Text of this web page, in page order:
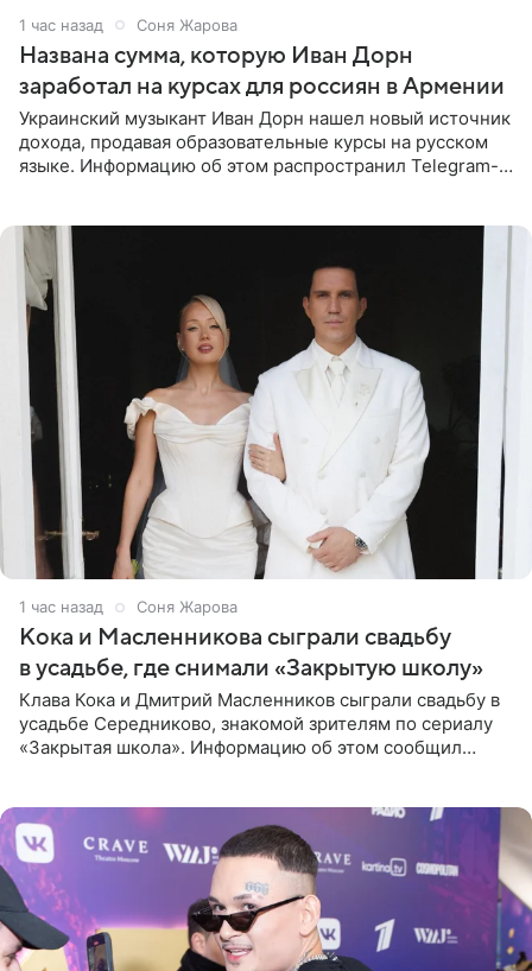
1 час назад Соня Жарова
Названа сумма, которую Иван Дорн
заработал на курсах для россиян в Армении
Украинский музыкант Иван Дорн нашел новый источник
дохода, продавая образовательные курсы на русском
языке. Информацию об этом распространил Telegram-
1 час назад Соня Жарова
Кока и Масленникова сыграли свадьбу
в усадьбе, где снимали «Закрытую школу»
Клава Кока и Дмитрий Масленников сыграли свадьбу в
усадьбе Середниково, знакомой зрителям по сериалу
«Закрытая школа». Информацию об этом сообщил